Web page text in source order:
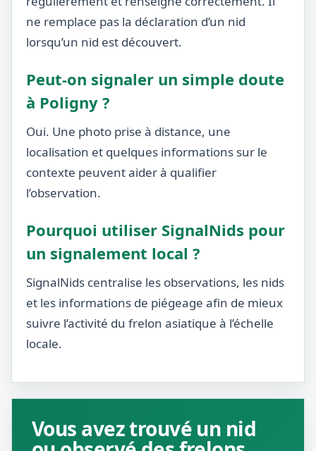
ne remplace pas la déclaration d’un nid
lorsqu’un nid est découvert.
Peut-on signaler un simple doute
à Poligny ?
Oui. Une photo prise à distance, une
localisation et quelques informations sur le
contexte peuvent aider à qualifier
l’observation.
Pourquoi utiliser SignalNids pour
un signalement local ?
SignalNids centralise les observations, les nids
et les informations de piégeage afin de mieux
suivre l’activité du frelon asiatique à l’échelle
locale.
Vous avez trouvé un nid